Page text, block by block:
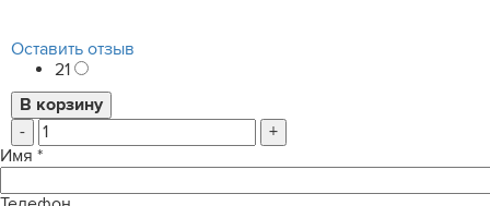
Оставить отзыв
21
-
+
Имя *